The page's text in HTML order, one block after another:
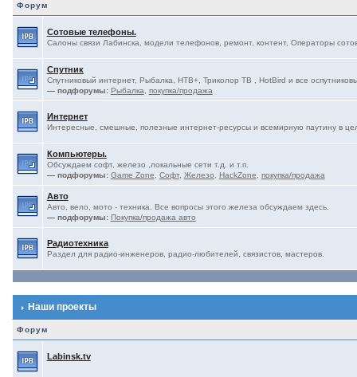
Форум
Сотовые телефоны.
Салоны связи Лабинска, модели телефонов, ремонт, контент, Операторы
Спутник
Спутниковый интернет, Рыбалка, НТВ+, Триколор ТВ , HotBird и все
— подфорумы: Рыбалка покупка/продажа
Интернет
Интересные, смешные, полезные интернет-ресурсы и всемирную паутину в
Компьютеры.
Обсуждаем софт, железо ,локальные сети т.д. и т.п.
— подфорумы: Game Zone Софт, Железо HackZone покупка/продажа
Авто
Авто, вело, мото - техника. Все вопросы этого железа обсуждаем здесь.
— подфорумы: Покупка/продажа авто
Радиотехника
Раздел для радио-инженеров, радио-любителей, связистов, мастеров.
Наши проекты
Форум
Labinsk.tv